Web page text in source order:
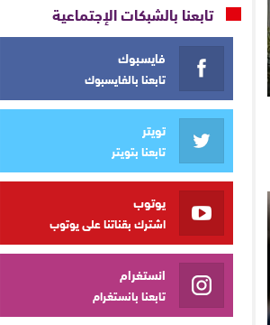
تابعنا بالشبكات الإجتماعية
فايسبوك
تابعنا بالفايسبوك
تويتر
تابعنا بتويتر
يوتوب
اشترك بقناتنا على يوتوب
انستغرام
تابعنا بانستغرام